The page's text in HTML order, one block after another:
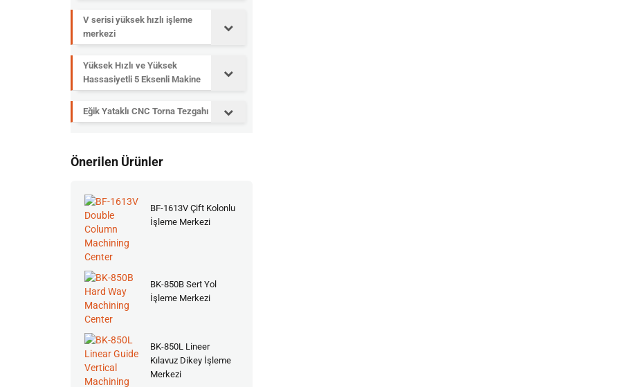
V serisi yüksek hızlı işleme
merkezi
Yüksek Hızlı ve Yüksek
Hassasiyetli 5 Eksenli Makine
Eğik Yataklı CNC Torna Tezgahı
Önerilen Ürünler
BF-1613V Çift Kolonlu
İşleme Merkezi
BK-850B Sert Yol
İşleme Merkezi
BK-850L Lineer
Kılavuz Dikey İşleme
Merkezi